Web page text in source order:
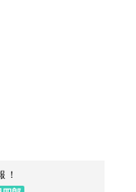
！